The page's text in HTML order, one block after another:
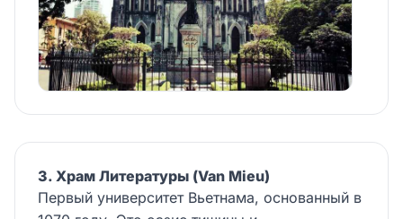
3. Храм Литературы (Van Mieu)
Первый университет Вьетнама, основанный в